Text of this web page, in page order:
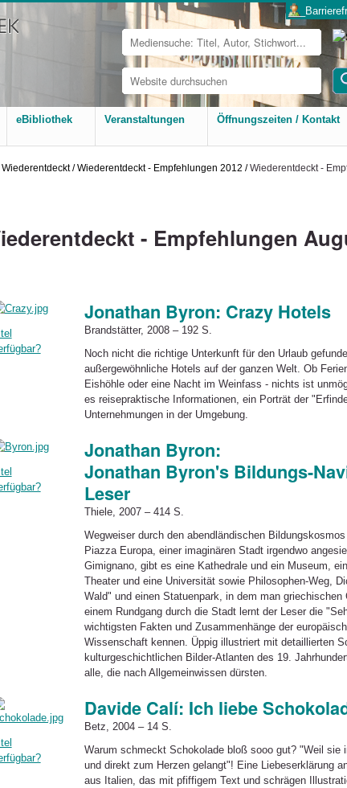
Website
durchsuchen
Erweiterte
Suche…
eBibliothek Veranstaltungen Öffnungszeiten / Kontakt
/Wiederentdeckt - Empfehlungen 2012 /Wiederentdeckt -
- Empfehlungen
Jonathan Byron: Crazy Hotels
Brandstätter, 2008 – 192 S.
Noch nicht die richtige Unterkunft für den Urlaub
außergewöhnliche Hotels auf der ganzen Welt. Ob
Eishöhle oder eine Nacht im Weinfass - nichts ist
es reisepraktische Informationen, ein Porträt der
Unternehmungen in der Umgebung.
Jonathan Byron:
Jonathan Byron's Bildungs-
Leser
Thiele, 2007 – 414 S.
Wegweiser durch den abendländischen
Piazza Europa, einer imaginären Stadt irgendwo
Gimignano, gibt es eine Kathedrale und ein Museum,
Theater und eine Universität sowie Philosophen-Weg,
Wald" und einen Statuenpark, in dem man
einem Rundgang durch die Stadt lernt der Leser die
wichtigsten Fakten und Zusammenhänge der
Wissenschaft kennen. Üppig illustriert mit detaillierten
kulturgeschichtlichen Bilder-Atlanten des 19.
alle, die nach Allgemeinwissen dürsten.
Davide Calí: Ich liebe
Betz, 2004 – 14 S.
Warum schmeckt Schokolade bloß sooo gut? "Weil
und direkt zum Herzen gelangt"! Eine Liebeserklärung
aus Italien, das mit pfiffigem Text und schrägen